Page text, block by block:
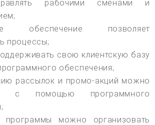
рабочими сменами и
обеспечение позволяет
процессы;
свою клиентскую базу
обеспечения;
рассылок и промо-акций можно
с помощью программного
можно организовать